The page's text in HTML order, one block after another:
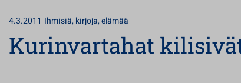
4.3.2011 Ihmisiä, kirjoja, elämää
Kurinvartahat